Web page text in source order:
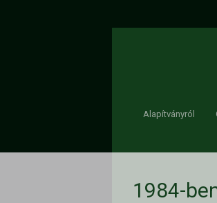
Alapítványról
1984-